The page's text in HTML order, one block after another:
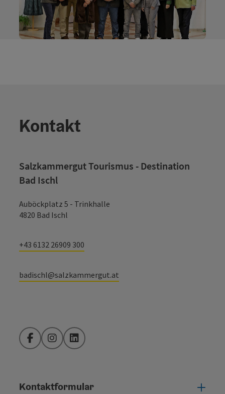
Kontakt
Salzkammergut Tourismus - Destination
Bad Ischl
Auböckplatz 5 - Trinkhalle
4820 Bad Ischl
+43 6132 26909 300
badischl@salzkammergut.at
FacebookInstagramLinkedIn
Kontaktformular